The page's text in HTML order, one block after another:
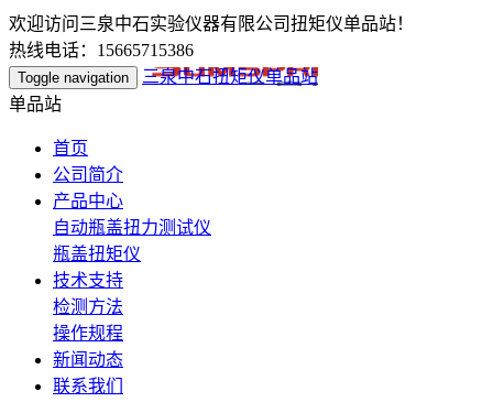
欢迎访问三泉中石实验仪器有限公司扭矩仪单品站！
热线电话：15665715386
Toggle navigation
三泉中石扭矩仪单品站
单品站
首页
公司简介
产品中心
自动瓶盖扭力测试仪
瓶盖扭矩仪
技术支持
检测方法
操作规程
新闻动态
联系我们